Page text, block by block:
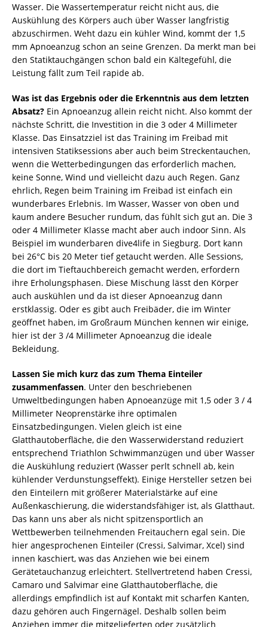
Wasser. Die Wassertemperatur reicht nicht aus, die
Auskühlung des Körpers auch über Wasser langfristig
abzuschirmen. Weht dazu ein kühler Wind, kommt der 1,5
mm Apnoeanzug schon an seine Grenzen. Da merkt man bei
den Statiktauchgängen schon bald ein Kältegefühl, die
Leistung fällt zum Teil rapide ab.
Was ist das Ergebnis oder die Erkenntnis aus dem letzten
Absatz? Ein Apnoeanzug allein reicht nicht. Also kommt der
nächste Schritt, die Investition in die 3 oder 4 Millimeter
Klasse. Das Einsatzziel ist das Training im Freibad mit
intensiven Statiksessions aber auch beim Streckentauchen,
wenn die Wetterbedingungen das erforderlich machen,
keine Sonne, Wind und vielleicht dazu auch Regen. Ganz
ehrlich, Regen beim Training im Freibad ist einfach ein
wunderbares Erlebnis. Im Wasser, Wasser von oben und
kaum andere Besucher rundum, das fühlt sich gut an. Die 3
oder 4 Millimeter Klasse macht aber auch indoor Sinn. Als
Beispiel im wunderbaren dive4life in Siegburg. Dort kann
bei 26°C bis 20 Meter tief getaucht werden. Alle Sessions,
die dort im Tieftauchbereich gemacht werden, erfordern
ihre Erholungsphasen. Diese Mischung lässt den Körper
auch auskühlen und da ist dieser Apnoeanzug dann
erstklassig. Oder es gibt auch Freibäder, die im Winter
geöffnet haben, im Großraum München kennen wir einige,
hier ist der 3 /4 Millimeter Apnoeanzug die ideale
Bekleidung.
Lassen Sie mich kurz das zum Thema Einteiler
zusammenfassen. Unter den beschriebenen
Umweltbedingungen haben Apnoeanzüge mit 1,5 oder 3 / 4
Millimeter Neoprenstärke ihre optimalen
Einsatzbedingungen. Vielen gleich ist eine
Glatthautoberfläche, die den Wasserwiderstand reduziert
entsprechend Triathlon Schwimmanzügen und über Wasser
die Auskühlung reduziert (Wasser perlt schnell ab, kein
kühlender Verdunstungseffekt). Einige Hersteller setzen bei
den Einteilern mit größerer Materialstärke auf eine
Außenkaschierung, die widerstandsfähiger ist, als Glatthaut.
Das kann uns aber als nicht spitzensportlich an
Wettbewerben teilnehmenden Freitauchern egal sein. Die
hier angesprochenen Einteiler (Cressi, Salvimar, Xcel) sind
innen kaschiert, was das Anziehen wie bei einem
Gerätetauchanzug erleichtert. Stellvertretend haben Cressi,
Camaro und Salvimar eine Glatthautoberfläche, die
allerdings empfindlich ist auf Kontakt mit scharfen Kanten,
dazu gehören auch Fingernägel. Deshalb sollen beim
Anziehen immer die mitgelieferten oder zusätzlich